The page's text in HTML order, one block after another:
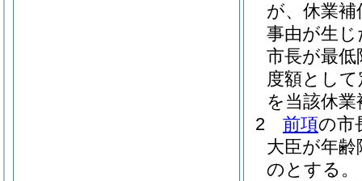
が、休業
事由が生
市長が最
度額とし
を当該休
2
前項の市
大臣が年
のとする。